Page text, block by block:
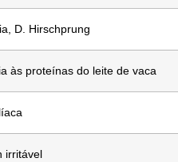
D. Hirschprung
às proteínas do leite de vaca
irritável